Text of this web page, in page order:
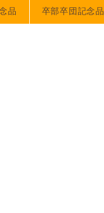
品 卒部卒団記念品